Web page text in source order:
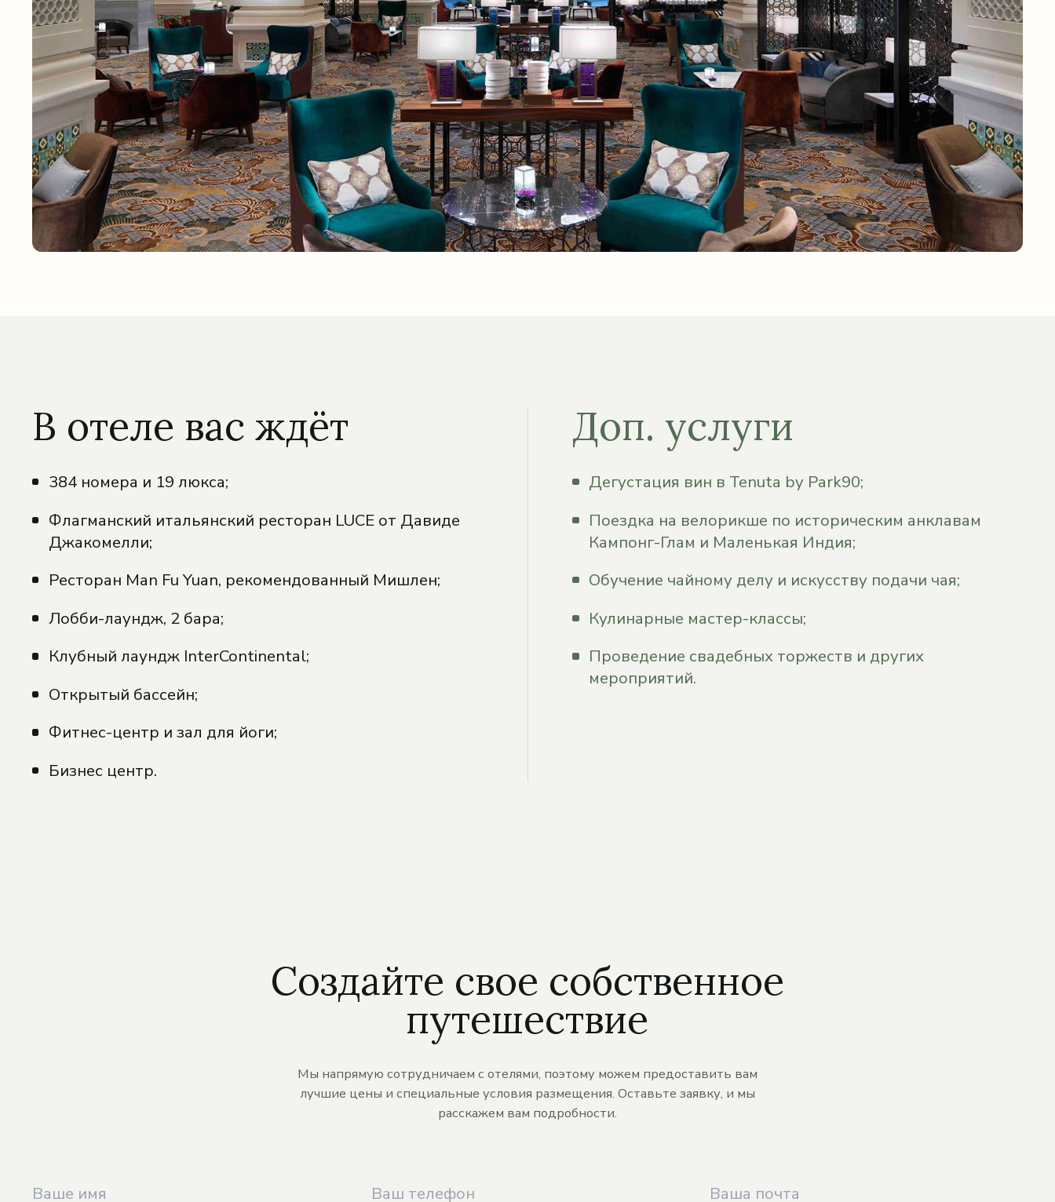
В отеле вас ждёт
384 номера и 19 люкса;
Флагманский итальянский ресторан LUCE от Давиде
Джакомелли;
Ресторан Man Fu Yuan, рекомендованный Мишлен;
Лобби-лаундж, 2 бара;
Клубный лаундж InterContinental;
Открытый бассейн;
Фитнес-центр и зал для йоги;
Бизнес центр.
Доп. услуги
Дегустация вин в Tenuta by Park90;
Поездка на велорикше по историческим анклавам
Кампонг-Глам и Маленькая Индия;
Обучение чайному делу и искусству подачи чая;
Кулинарные мастер-классы;
Проведение свадебных торжеств и других
мероприятий.
Создайте свое собственное
путешествие
Мы напрямую сотрудничаем с отелями, поэтому можем предоставить вам
лучшие цены и специальные условия размещения. Оставьте заявку, и мы
расскажем вам подробности.